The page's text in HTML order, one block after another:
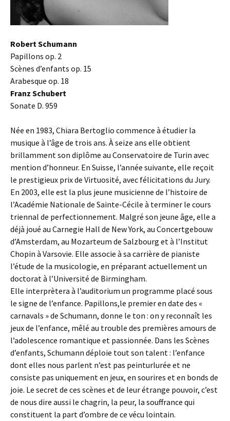
Robert Schumann
Papillons op. 2
Scènes d’enfants op. 15
Arabesque op. 18
Franz Schubert
Sonate D. 959
Née en 1983, Chiara Bertoglio commence à étudier la
musique à l’âge de trois ans. À seize ans elle obtient
brillamment son diplôme au Conservatoire de Turin avec
mention d’honneur. En Suisse, l’année suivante, elle reçoit
le prestigieux prix de Virtuosité, avec félicitations du Jury.
En 2003, elle est la plus jeune musicienne de l’histoire de
l’Académie Nationale de Sainte-Cécile à terminer le cours
triennal de perfectionnement. Malgré son jeune âge, elle a
déjà joué au Carnegie Hall de New York, au Concertgebouw
d’Amsterdam, au Mozarteum de Salzbourg et à l’Institut
Chopin à Varsovie. Elle associe à sa carrière de pianiste
l’étude de la musicologie, en préparant actuellement un
doctorat à l’Université de Birmingham.
Elle interprètera à l’auditorium un programme placé sous
le signe de l’enfance. Papillons,le premier en date des «
carnavals » de Schumann, donne le ton : on y reconnaît les
jeux de l’enfance, mêlé au trouble des premières amours de
l’adolescence romantique et passionnée. Dans les Scènes
d’enfants, Schumann déploie tout son talent : l’enfance
dont elles nous parlent n’est pas peinturlurée et ne
consiste pas uniquement en jeux, en sourires et en bonds de
joie. Le secret de ces scènes et de leur étrange pouvoir, c’est
de nous dire aussi le chagrin, la peur, la souffrance qui
constituent la part d’ombre de ce vécu lointain.